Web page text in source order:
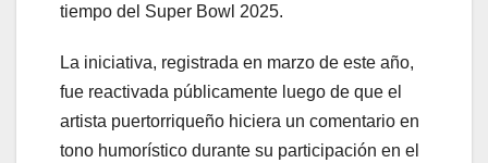
tiempo del Super Bowl 2025.
La iniciativa, registrada en marzo de este año,
fue reactivada públicamente luego de que el
artista puertorriqueño hiciera un comentario en
tono humorístico durante su participación en el